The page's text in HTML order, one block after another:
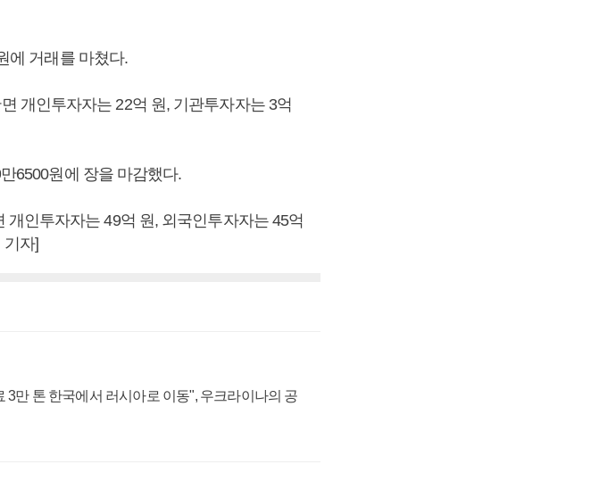
에 거래를 마쳤다.
개인투자자는 22억 원, 기관투자자는 3억
6500원에 장을 마감했다.
인투자자는 49억 원, 외국인투자자는 45억
기자]
3만 톤 한국에서 러시아로 이동", 우크라이나의 공